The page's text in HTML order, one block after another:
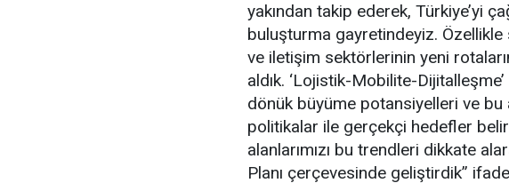
yakından takip ederek, Türkiye’yi
buluşturma gayretindeyiz. Özellikle
ve iletişim sektörlerinin yeni
aldık. ‘Lojistik-Mobilite-
dönük büyüme potansiyelleri ve
politikalar ile gerçekçi hedefler
alanlarımızı bu trendleri dikkate
Planı çerçevesinde geliştirdik”